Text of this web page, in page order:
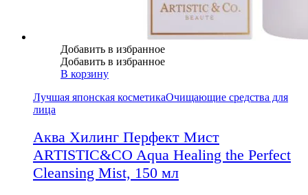
Добавить в избранное
Добавить в избранное
В корзину
Лучшая японская косметикаОчищающие средства для
лица
Аква Хилинг Перфект Мист
ARTISTIC&CO Aqua Healing the Perfect
Cleansing Mist, 150 мл